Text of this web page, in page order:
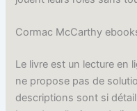
Cormac McCarthy
Le livre est un lecture en
ne propose pas de
descriptions sont si